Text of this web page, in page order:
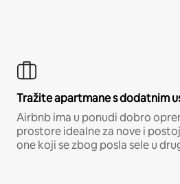
Tražite apartmane s dodatnim
Airbnb ima u ponudi dobro
prostore idealne za nove i
one koji se zbog posla sele u